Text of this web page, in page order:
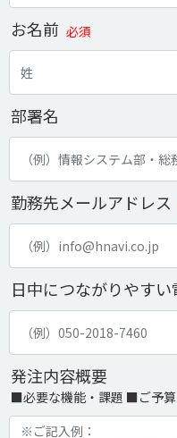
お名前 必須
部署名
勤務先メールアドレス
日中につながりやす
発注内容概要
■必要な機能・課題 ■ご予